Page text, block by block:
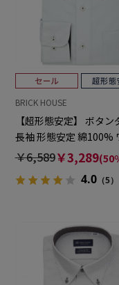
BRICK HOUSE
【超形態安定】 ボタン
長袖 形態安定 綿100%
ャツ
￥6,589￥3,289
4.0（5）